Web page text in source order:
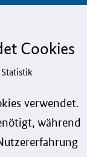
und Raumfahrt
Cookies
Statistik
verwendet.
während